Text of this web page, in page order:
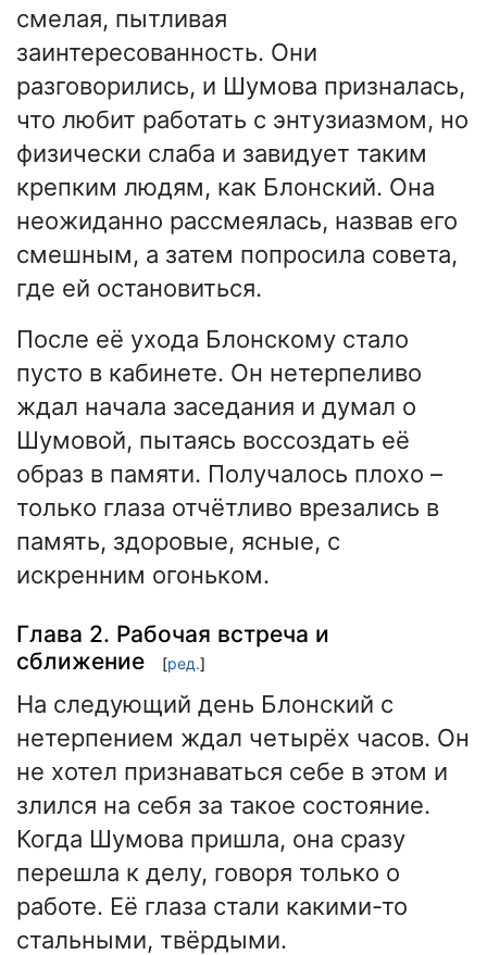
смелая, пытливая
заинтересованность. Они
разговорились, и Шумова призналась,
что любит работать с энтузиазмом, но
физически слаба и завидует таким
крепким людям, как Блонский. Она
неожиданно рассмеялась, назвав его
смешным, а затем попросила совета,
где ей остановиться.
После её ухода Блонскому стало
пусто в кабинете. Он нетерпеливо
ждал начала заседания и думал о
Шумовой, пытаясь воссоздать её
образ в памяти. Получалось плохо –
только глаза отчётливо врезались в
память, здоровые, ясные, с
искренним огоньком.
Глава 2. Рабочая встреча и
сближение
[ред.]
На следующий день Блонский с
нетерпением ждал четырёх часов. Он
не хотел признаваться себе в этом и
злился на себя за такое состояние.
Когда Шумова пришла, она сразу
перешла к делу, говоря только о
работе. Её глаза стали какими-то
стальными, твёрдыми.